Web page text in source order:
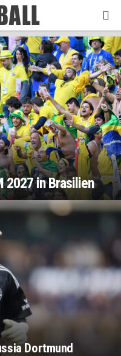
2027 in Brasilien
Dortmund